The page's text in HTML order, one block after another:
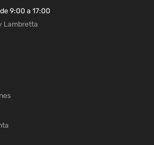
9:00 a 17:00
Lambretta